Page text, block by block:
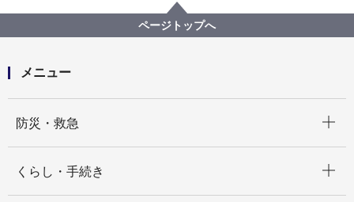
水再生センター・事務所
水再生センター等の紹介
都筑水再生センター
アクセス
ページトップへ
メニュー
防災・救急
くらし・手続き